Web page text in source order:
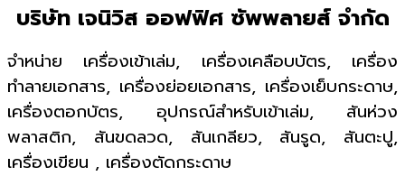
บริษัท เจนิวิส ออฟฟิศ ซัพพลายส์ จำกัด
จำหน่าย เครื่องเข้าเล่ม, เครื่องเคลือบบัตร, เครื่อง
ทำลายเอกสาร, เครื่องย่อยเอกสาร, เครื่องเย็บกระดาษ,
เครื่องตอกบัตร, อุปกรณ์สำหรับเข้าเล่ม, สันห่วง
พลาสติก, สันขดลวด, สันเกลียว, สันรูด, สันตะปู,
เครื่องเขียน , เครื่องตัดกระดาษ